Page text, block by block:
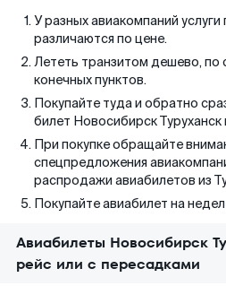
У разных авиакомпаний услуги
различаются по цене.
Лететь транзитом дешево, по
конечных пунктов.
Покупайте туда и обратно
билет Новосибирск Туруханск
При покупке обращайте
спецпредложения
распродажи авиабилетов из
Покупайте авиабилет на
Авиабилеты Новосибирск
рейс или с пересадками